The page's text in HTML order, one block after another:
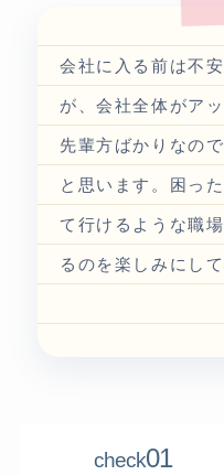
会社に入る前は不
が、会社全体がア
先輩方ばかりなの
と思います。困っ
て行けるような職
るのを楽しみにして
check01